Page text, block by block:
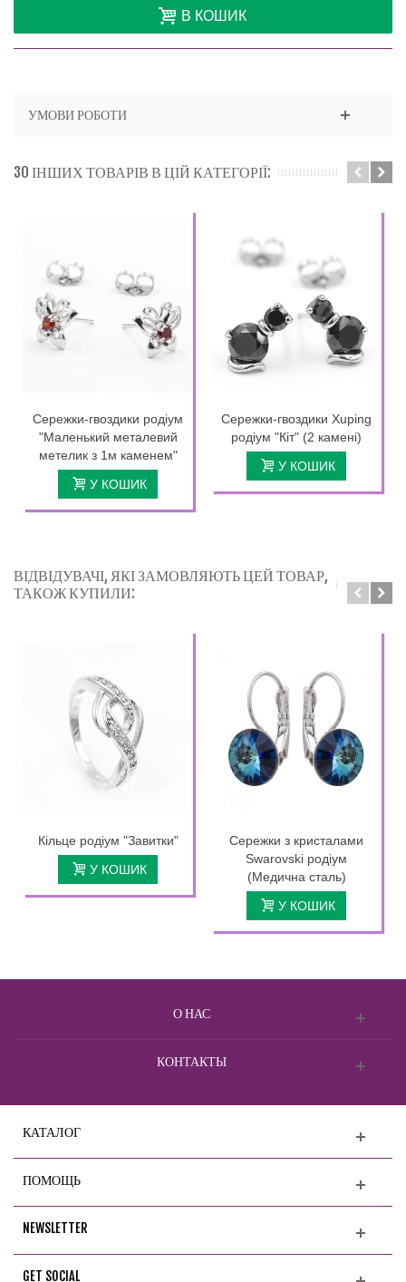
В КОШИК
УМОВИ РОБОТИ
30 ІНШИХ ТОВАРІВ В ЦІЙ КАТЕГОРІЇ:
Сережки-гвоздики родіум
"Маленький металевий
метелик з 1м каменем"
У КОШИК
Сережки-гвоздики Xuping
родіум "Кіт" (2 камені)
У КОШИК
ВІДВІДУВАЧІ, ЯКІ ЗАМОВЛЯЮТЬ ЦЕЙ ТОВАР,
ТАКОЖ КУПИЛИ:
Кільце родіум "Завитки"
У КОШИК
Сережки з кристалами
Swarovski родіум
(Медична сталь)
У КОШИК
О НАС
КОНТАКТЫ
КАТАЛОГ
ПОМОЩЬ
NEWSLETTER
GET SOCIAL